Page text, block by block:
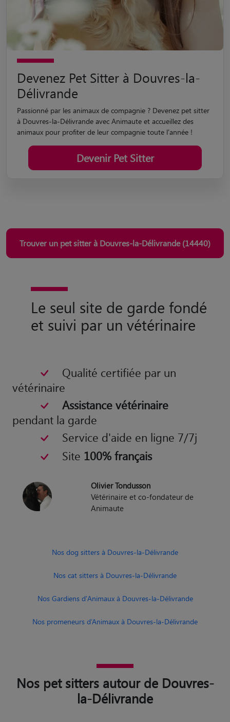
Devenez Pet Sitter à Douvres-la-
Délivrande
Passionné par les animaux de compagnie ? Devenez pet sitter
à Douvres-la-Délivrande avec Animaute et accueillez des
animaux pour profiter de leur compagnie toute l'année !
Devenir Pet Sitter
Trouver un pet sitter à Douvres-la-Délivrande (14440)
Le seul site de garde fondé
et suivi par un vétérinaire
Qualité certifiée par un
vétérinaire
Assistance vétérinaire
pendant la garde
Service d'aide en ligne 7/7j
Site 100% français
Olivier Tondusson
Vétérinaire et co-fondateur de
Animaute
Nos dog sitters à Douvres-la-Délivrande
Nos cat sitters à Douvres-la-Délivrande
Nos Gardiens d'Animaux à Douvres-la-Délivrande
Nos promeneurs d’Animaux à Douvres-la-Délivrande
Nos pet sitters autour de Douvres-
la-Délivrande